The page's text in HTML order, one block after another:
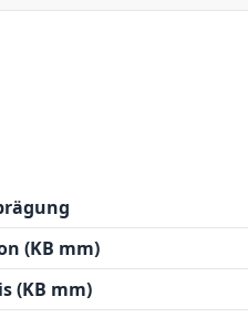
(KB mm)
(KB mm)